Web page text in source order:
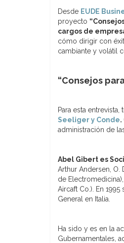
Desde EUDE
proyecto
cargos de
cómo dirigir con
cambiante y volátil
“Consejos
Para esta
Seeliger y Conde.
administración de
Abel Gibert es
Arthur Andersen, O.
de
Aircaft Co.). En
General en Italia.
Ha sido y es en la
Gubernamentales,